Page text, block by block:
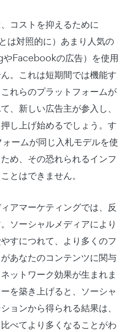
コストを抑えるために
は対照的に）あまり人気の
Facebookの広告）を使用
。これは短期間では機能す
れらのプラットフォームが
、新しい広告主が参入し、
し上げ始めるでしょう。す
ームが同じ入札モデルを使
め、その恐れられるインフ
とはできません。
アマーケティングでは、反
ソーシャルメディアにより
すにつれて、より多くのフ
あなたのコンテンツに関与
ットワーク効果が生まれま
を築き上げると、ソーシャ
ョンから得られる結果は、
べてより多くなることがわ